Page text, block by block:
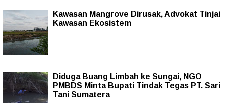
Kawasan Mangrove Dirusak, Advokat Tinjai
Kawasan Ekosistem
Diduga Buang Limbah ke Sungai, NGO
PMBDS Minta Bupati Tindak Tegas PT. Sari
Tani Sumatera